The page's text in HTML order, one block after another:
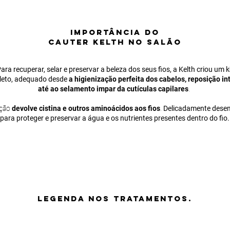
IMPORTÂNCIA DO
CAUTER KELTH NO SALÃO
recuperar, selar e preservar a beleza dos seus fios, a Kelth criou um
adequado desdea higienização perfeita dos cabelos, reposição
até ao selamento impar da cutículas capilares
devolve cistina e outros aminoácidos aos fios Delicadamente
para proteger e preservar a água e os nutrientes presentes dentro do fio.
LEGENDA nos tratamentos.